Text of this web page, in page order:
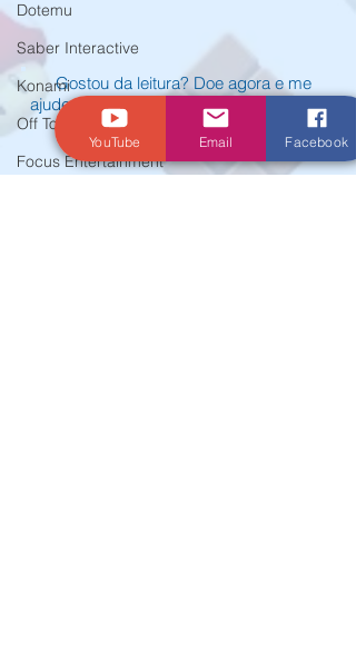
Dotemu
Saber Interactive
Konami
Off Topic
Focus Entertainment
Gostou da leitura? Doe agora e me
ajude a proporcionar notícias e análises
aos meus leitores
YouTube Email Facebook